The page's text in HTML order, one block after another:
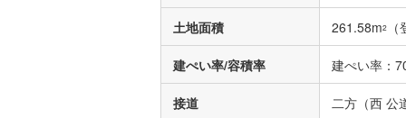
土地面積 261.58m2
建ぺい率/容積率 建ぺい率：
接道 二方（西 公